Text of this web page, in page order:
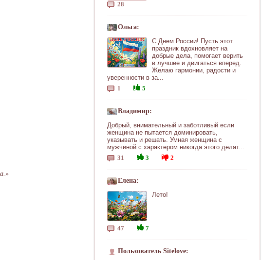
28
Ольга:
С Днем России! Пусть этот
праздник вдохновляет на
добрые дела, помогает верить
в лучшее и двигаться вперед.
Желаю гармонии, радости и
уверенности в за...
1
5
Владимир:
Добрый, внимательный и заботливый если
женщина не пытается доминировать,
указывать и решать. Умная женщина с
мужчиной с характером никогда этого делат...
31
3 2
Елена:
Лето!
47 7
Пользователь Sitelove: